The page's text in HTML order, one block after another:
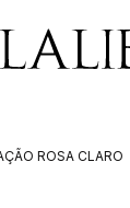
procurando
ROSA CLARO